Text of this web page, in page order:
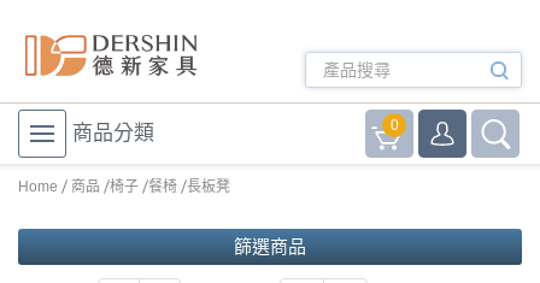
商品分類 0
Home 商品 椅子 餐椅 長板凳
篩選商品